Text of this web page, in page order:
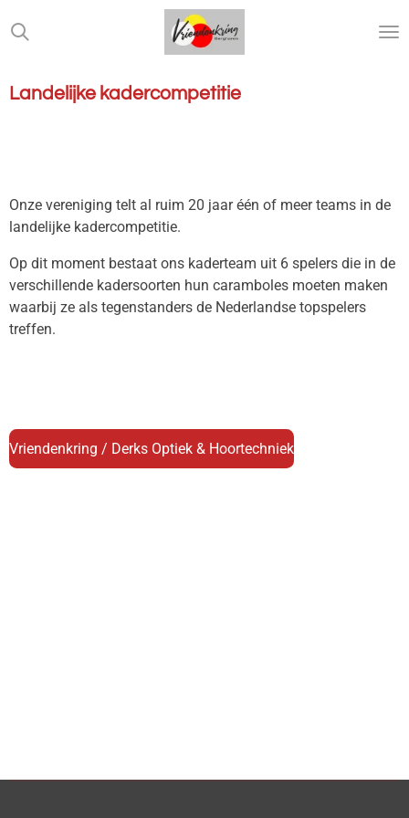
Ga
direct
de
hoofdinhoud
Landelijke kadercompetitie
Onze vereniging telt al ruim 20 jaar één of meer teams in de
landelijke kadercompetitie.
Op dit moment bestaat ons kaderteam uit 6 spelers die in de
verschillende kadersoorten hun caramboles moeten maken
waarbij ze als tegenstanders de Nederlandse topspelers
treffen.
Vriendenkring / Derks Optiek & Hoortechniek